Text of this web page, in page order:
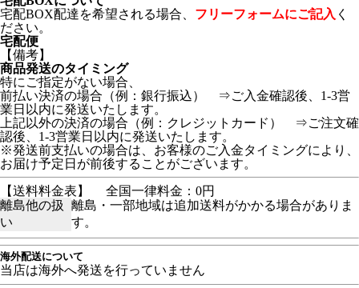
宅配BOX配達を希望される場合、 フリーフォームにご記入 く
ださい。
宅配便
【備考】
商品発送のタイミング
特にご指定がない場合、
前払い決済の場合（例：銀行振込） ⇒ご入金確認後、1-3営
業日以内に発送いたします。
上記以外の決済の場合（例：クレジットカード） ⇒ご注文確
認後、1-3営業日以内に発送いたします。
※発送前支払いの場合は、お客様のご入金タイミングにより、
お届け予定日が前後することがございます。
【送料料金表】
全国一律料金：0円
離島他の扱
い
離島・一部地域は追加送料がかかる場合がありま
す。
海外配送について
当店は海外へ発送を行っていません